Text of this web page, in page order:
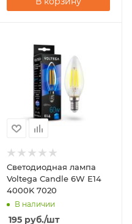
Светодиодная лампа
Voltega Candle 6W Е14
4000K 7020
В наличии
195руб./шт